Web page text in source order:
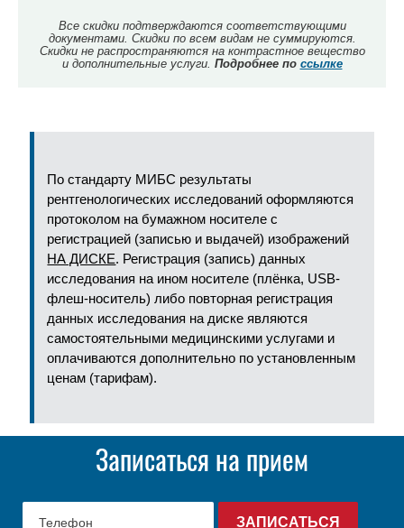
Все скидки подтверждаются соответствующими
документами. Скидки по всем видам не суммируются.
Скидки не распространяются на контрастное вещество
и дополнительные услуги. Подробнее по ссылке
По стандарту МИБС результаты
рентгенологических исследований оформляются
протоколом на бумажном носителе с
регистрацией (записью и выдачей) изображений
НА ДИСКЕ. Регистрация (запись) данных
исследования на ином носителе (плёнка, USB-
флеш-носитель) либо повторная регистрация
данных исследования на диске являются
самостоятельными медицинскими услугами и
оплачиваются дополнительно по установленным
ценам (тарифам).
Записаться на прием